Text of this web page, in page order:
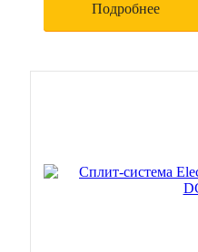
Подробнее